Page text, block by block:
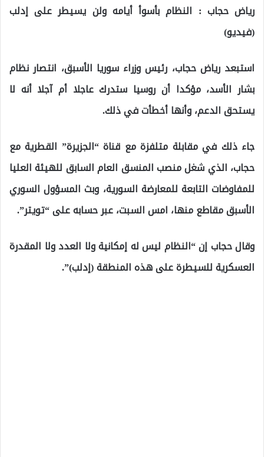
رياض حجاب : النظام بأسوأ أيامه ولن يسيطر على إدلب
(فيديو)
استبعد رياض حجاب، رئيس وزراء سوريا الأسبق، انتصار نظام
بشار الأسد، مؤكدا أن روسيا ستدرك عاجلا أم آجلا أنه لا
يستحق الدعم، وأنها أخطأت في ذلك.
جاء ذلك في مقابلة متلفزة مع قناة “الجزيرة” القطرية مع
حجاب، الذي شغل منصب المنسق العام السابق للهيئة العليا
للمفاوضات التابعة للمعارضة السورية، وبث المسؤول السوري
الأسبق مقاطع منها، امس السبت، عبر حسابه على “تويتر”.
وقال حجاب إن “النظام ليس له إمكانية ولا العدد ولا المقدرة
العسكرية للسيطرة على هذه المنطقة (إدلب)”.